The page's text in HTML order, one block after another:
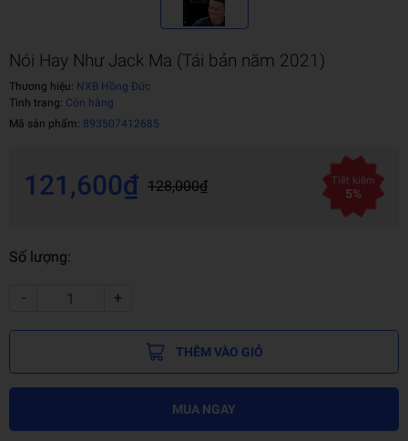
Nói Hay Như Jack Ma (Tái bản năm 2021)
Thương hiệu: NXB Hồng Đức
Tình trạng: Còn hàng
Mã sản phẩm: 893507412685
121,600₫ 128,000₫ Tiết kiệm
5%
Số lượng:
- +
THÊM VÀO GIỎ
MUA NGAY